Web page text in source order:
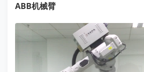
ABB机械臂